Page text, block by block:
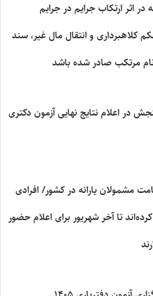
در اثر ارتکاب جرایم در جرایم
کلاهبرداری و انتقال مال غیر، سند
مرتکب صادر شده باشد
در اعلام نتایج نهایی آزمون دکتری
مشمولان یارانه در کشور/ افرادی
تا آخر شهریور برای اعلام حضور